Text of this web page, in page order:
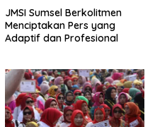
JMSI Sumsel Berkolitmen
Menciptakan Pers yang
Adaptif dan Profesional